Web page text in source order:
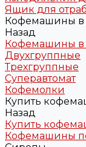
Ящик для
Кофемашины в
Назад
Кофемашины в
Двухгруппные
Трехгруппные
Суперавтомат
Кофемолки
Купить
Назад
Купить
Кофемашины